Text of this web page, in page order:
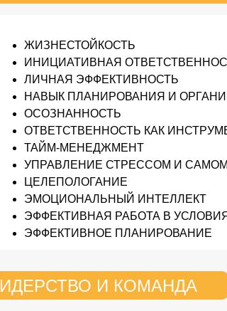
И КОМАНДА
ЖИЗНЕСТОЙКОСТЬ
ИНИЦИАТИВНАЯ
ЛИЧНАЯ ЭФФЕКТИВНОСТЬ
НАВЫК ПЛАНИРОВАНИЯ И
ОСОЗНАННОСТЬ
ОТВЕТСТВЕННОСТЬ КАК
ТАЙМ-МЕНЕДЖМЕНТ
УПРАВЛЕНИЕ СТРЕССОМ И
ЦЕЛЕПОЛОГАНИЕ
ЭМОЦИОНАЛЬНЫЙ ИНТЕЛЛЕКТ
ЭФФЕКТИВНАЯ РАБОТА В
ЭФФЕКТИВНОЕ ПЛАНИРОВАНИЕ